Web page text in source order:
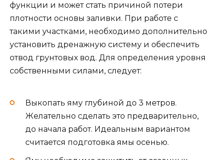
функции и может стать причиной потери
плотности основы заливки. При работе с
такими участками, необходимо дополнительно
установить дренажную систему и обеспечить
отвод грунтовых вод. Для определения уровня
собственными силами, следует:
Выкопать яму глубиной до 3 метров.
Желательно сделать это предварительно,
до начала работ. Идеальным вариантом
считается подготовка ямы осенью.